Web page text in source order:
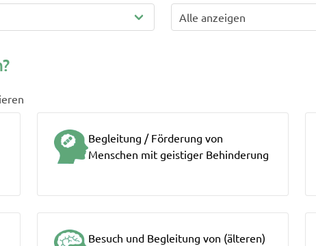
Begleitung / Förderung von
Menschen mit geistiger Behinderung
Besuch und Begleitung von (älteren)